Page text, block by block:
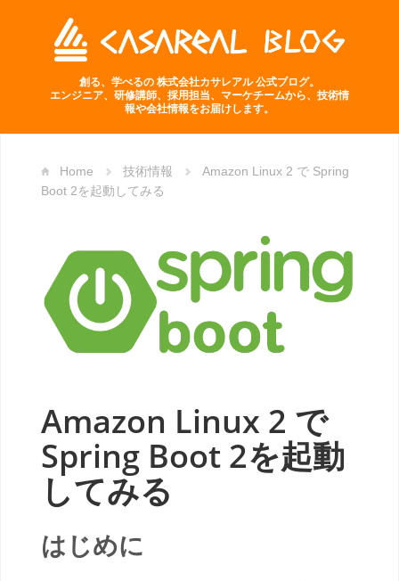
創る、学べるの 株式会社カサレアル 公式ブログ。
エンジニア、研修講師、採用担当、マーケチームから、技術情
報や会社情報をお届けします。
Home 技術情報
Amazon Linux 2 で Spring
Boot 2を起動してみる
Amazon Linux 2 で
Spring Boot 2を起動
してみる
はじめに